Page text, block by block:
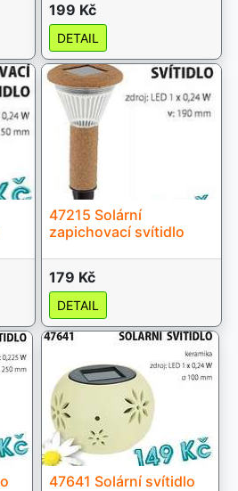
199 Kč
DETAIL
47215 Solární
zapichovací svítidlo
179 Kč
DETAIL
47641 Solární svítidlo